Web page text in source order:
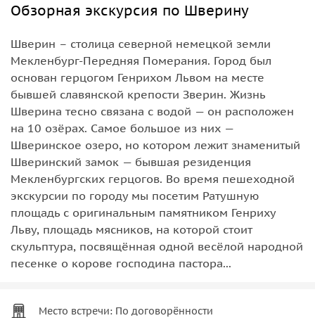
Обзорная экскурсия по Шверину
Шверин – столица северной немецкой земли
Мекленбург-Передняя Померания. Город был
основан герцогом Генрихом Львом на месте
бывшей славянской крепости Зверин. Жизнь
Шверина тесно связана с водой — он расположен
на 10 озёрах. Самое большое из них —
Шверинское озеро, но котором лежит знаменитый
Шверинский замок — бывшая резиденция
Мекленбургских герцогов. Во время пешеходной
экскурсии по городу мы посетим Ратушную
площадь с оригинальным памятником Генриху
Льву, площадь мясников, на которой стоит
скульптура, посвящённая одной весёлой народной
песенке о корове господина пастора...
Место встречи: По договорённости